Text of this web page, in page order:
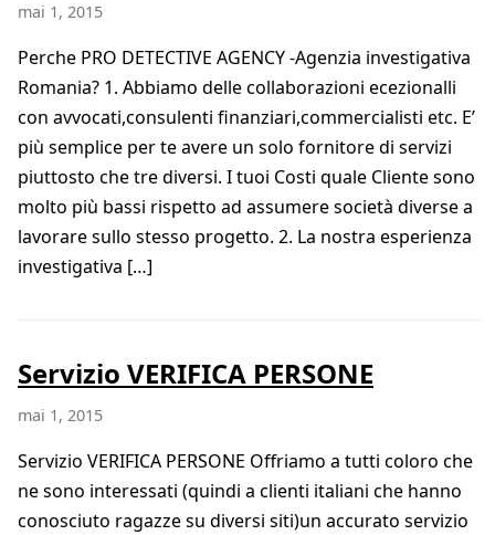
mai 1, 2015
Perche PRO DETECTIVE AGENCY -Agenzia investigativa
Romania? 1. Abbiamo delle collaborazioni ecezionalli
con avvocati,consulenti finanziari,commercialisti etc. E’
più semplice per te avere un solo fornitore di servizi
piuttosto che tre diversi. I tuoi Costi quale Cliente sono
molto più bassi rispetto ad assumere società diverse a
lavorare sullo stesso progetto. 2. La nostra esperienza
investigativa […]
Servizio VERIFICA PERSONE
mai 1, 2015
Servizio VERIFICA PERSONE Offriamo a tutti coloro che
ne sono interessati (quindi a clienti italiani che hanno
conosciuto ragazze su diversi siti)un accurato servizio